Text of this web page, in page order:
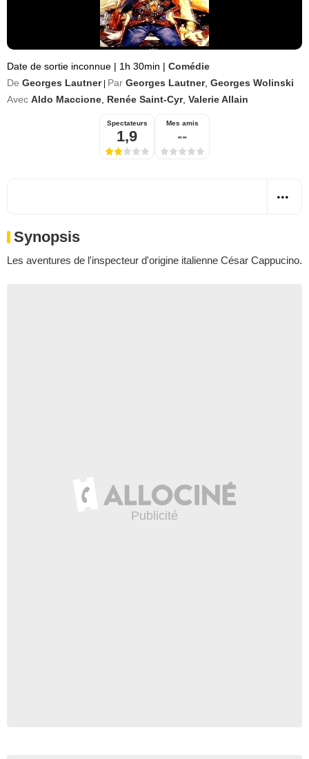
Date de sortie inconnue | 1h 30min | Comédie
De Georges Lautner Par Georges Lautner, Georges Wolinski
Avec Aldo Maccione Renée Saint-Cyr, Valerie Allain
Spectateurs
1,9
Mes amis
--
Synopsis
Les aventures de l'inspecteur d'origine italienne César Cappucino.